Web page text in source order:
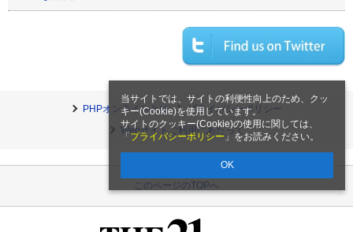
当サイトでは、サイトの利便性向上のため、クッ
キー(Cookie)を使用しています。
サイトのクッキー(Cookie)の使用に関しては、
「 プライバシーポリシー 」をお読みください。
OK
PHPオンラインとは
プライバシーポリシー
Webサイトご利用にあたって
このページのTOPへ